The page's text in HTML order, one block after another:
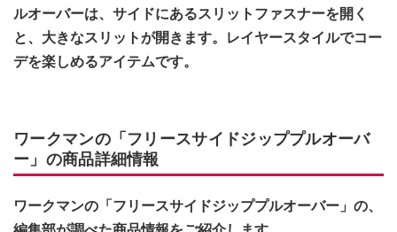
ルオーバーは、サイドにあるスリットファスナーを開く
と、大きなスリットが開きます。レイヤースタイルでコー
デを楽しめるアイテムです。
ワークマンの「フリースサイドジッププルオーバ
ー」の商品詳細情報
ワークマンの「フリースサイドジッププルオーバー」の、